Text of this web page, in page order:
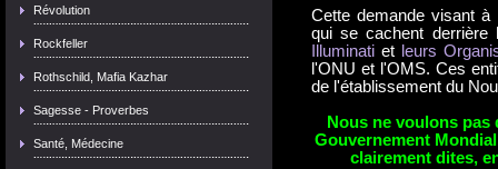
Révolution
Rockfeller
Rothschild, Mafia Kazhar
Sagesse - Proverbes
Santé, Médecine
Cette demande visant à
qui se cachent derrière
Illuminati et leurs
l'ONU et l'OMS. Ces
de l'établissement du
Nous ne voulons pas
Gouvernement
clairement dites,